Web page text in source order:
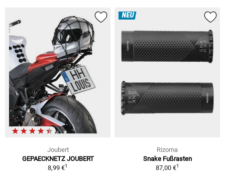
Joubert
GEPAECKNETZ JOUBERT
8,99 €1
NEU
Rizoma
Snake Fußrasten
87,00 €1